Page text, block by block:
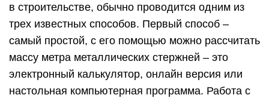
в строительстве, обычно проводится одним из
трех известных способов. Первый способ –
самый простой, с его помощью можно рассчитать
массу метра металлических стержней – это
электронный калькулятор, онлайн версия или
настольная компьютерная программа. Работа с